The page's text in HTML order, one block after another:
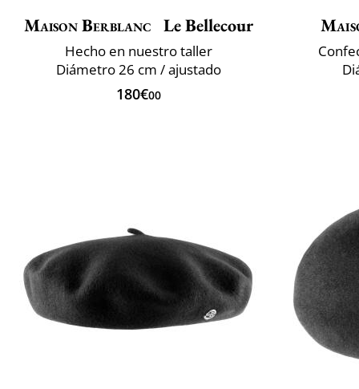
Maison Berblanc Le Bellecour
Hecho en nuestro taller
Diámetro 26 cm / ajustado
180€00